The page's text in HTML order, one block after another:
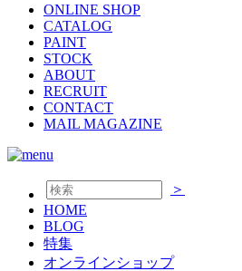
ONLINE SHOP
CATALOG
PAINT
STOCK
ABOUT
RECRUIT
CONTACT
MAIL MAGAZINE
＞
HOME
BLOG
特集
オンラインショップ